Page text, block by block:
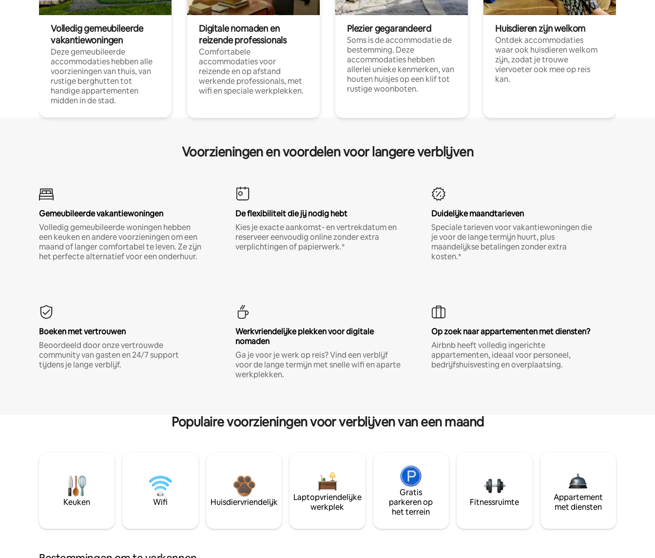
Volledig gemeubileerde
vakantiewoningen
Deze gemeubileerde
accommodaties hebben alle
voorzieningen van thuis, van
rustige berghutten tot
handige appartementen
midden in de stad.
Digitale nomaden en
reizende professionals
Comfortabele
accommodaties voor
reizende en op afstand
werkende professionals, met
wifi en speciale werkplekken.
Plezier gegarandeerd
Soms is de accommodatie de
bestemming. Deze
accommodaties hebben
allerlei unieke kenmerken, van
houten huisjes op een klif tot
rustige woonboten.
Huisdieren zijn welkom
Ontdek accommodaties
waar ook huisdieren welkom
zijn, zodat je trouwe
viervoeter ook mee op reis
kan.
Voorzieningen en voordelen voor langere verblijven
Gemeubileerde vakantiewoningen
Volledig gemeubileerde woningen hebben
een keuken en andere voorzieningen om een
maand of langer comfortabel te leven. Ze zijn
het perfecte alternatief voor een onderhuur.
De flexibiliteit die jij nodig hebt
Kies je exacte aankomst- en vertrekdatum en
reserveer eenvoudig online zonder extra
verplichtingen of papierwerk.*
Duidelijke maandtarieven
Speciale tarieven voor vakantiewoningen die
je voor de lange termijn huurt, plus
maandelijkse betalingen zonder extra
kosten.*
Boeken met vertrouwen
Beoordeeld door onze vertrouwde
community van gasten en 24/7 support
tijdens je lange verblijf.
Werkvriendelijke plekken voor digitale
nomaden
Ga je voor je werk op reis? Vind een verblijf
voor de lange termijn met snelle wifi en aparte
werkplekken.
Op zoek naar appartementen met diensten?
Airbnb heeft volledig ingerichte
appartementen, ideaal voor personeel,
bedrijfshuisvesting en overplaatsing.
Populaire voorzieningen voor verblijven van een maand
Keuken Wifi Huisdiervriendelijk
Laptopvriendelijke
werkplek
Gratis
parkeren op
het terrein
Fitnessruimte
Appartement
met diensten